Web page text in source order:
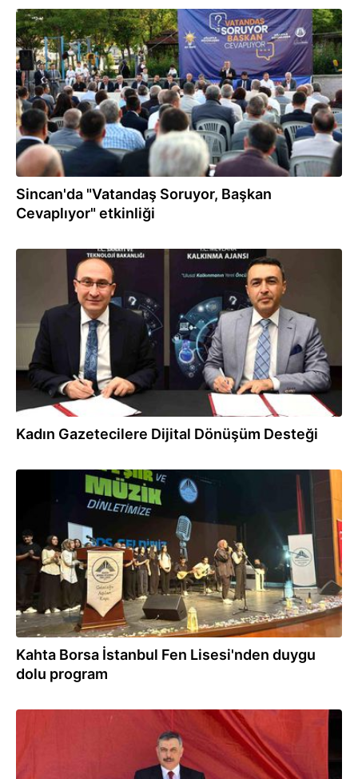
12.06.2026
Sincan'da "Vatandaş Soruyor, Başkan
Cevaplıyor" etkinliği
10.06.2026
Kadın Gazetecilere Dijital Dönüşüm Desteği
05.06.2026
Kahta Borsa İstanbul Fen Lisesi'nden duygu
dolu program